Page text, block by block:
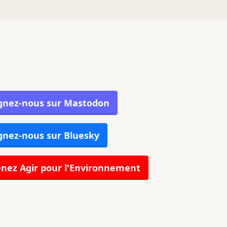
nous sur Mastodon
nous sur Bluesky
Agir pour l'Environnement